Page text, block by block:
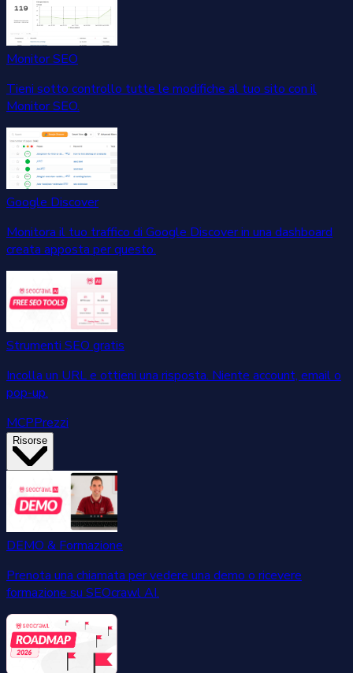
Monitor SEO
Tieni sotto controllo tutte le modifiche al tuo sito con il
Monitor SEO.
Google Discover
Monitora il tuo traffico di Google Discover in una dashboard
creata apposta per questo.
Strumenti SEO gratis
Incolla un URL e ottieni una risposta. Niente account, email o
pop-up.
MCPPrezzi
Risorse
DEMO & Formazione
Prenota una chiamata per vedere una demo o ricevere
formazione su SEOcrawl AI.